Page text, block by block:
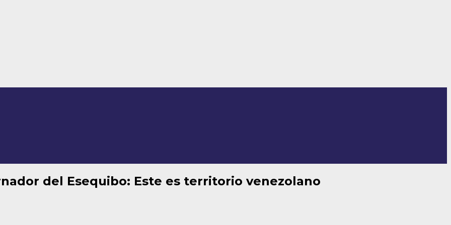
del Esequibo: Este es territorio venezolano